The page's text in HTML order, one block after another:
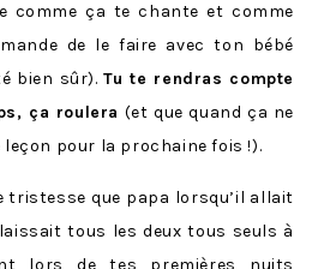
comme ça te chante et comme
de le faire avec ton bébé
bien sûr).Tu te rendras compte
ça roulera (et que quand ça ne
pour la prochaine fois !).
tristesse que papa lorsqu’il allait
tous les deux tous seuls à
lors de tes premières nuits